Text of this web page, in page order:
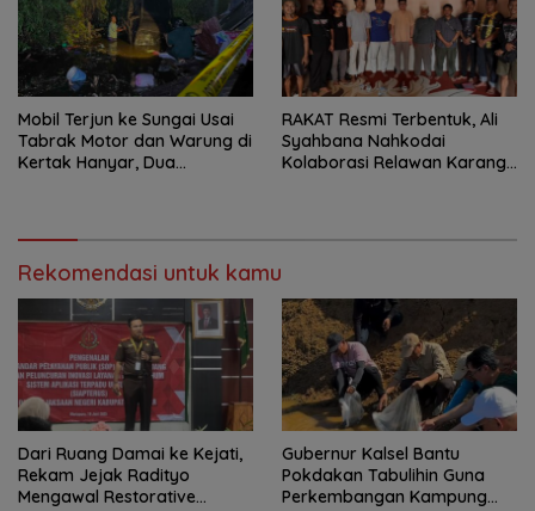
Mobil Terjun ke Sungai Usai
Tabrak Motor dan Warung di
Kertak Hanyar, Dua
RAKAT Resmi Terbentuk, Ali
Syahbana Nahkodai
Kolaborasi Relawan Karang
Rekomendasi untuk kamu
Dari Ruang Damai ke Kejati,
Rekam Jejak Radityo
Mengawal Restorative
Gubernur Kalsel Bantu
Pokdakan Tabulihin Guna
Perkembangan Kampung